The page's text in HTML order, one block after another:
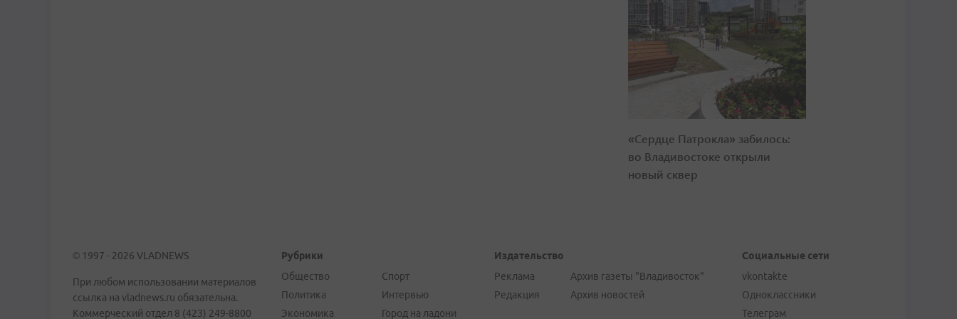
«Сердце Патрокла» забилось:
во Владивостоке открыли
новый сквер
© 1997 - 2026 VLADNEWS
При любом использовании материалов
ссылка на vladnews.ru обязательна.
Коммерческий отдел 8 (423) 249-8800
Рубрики
Общество
Политика
Экономика
Спорт
Интервью
Город на ладони
Издательство
Реклама
Редакция
Архив газеты "Владивосток"
Архив новостей
Социальные сети
vkontakte
Одноклассники
Телеграм